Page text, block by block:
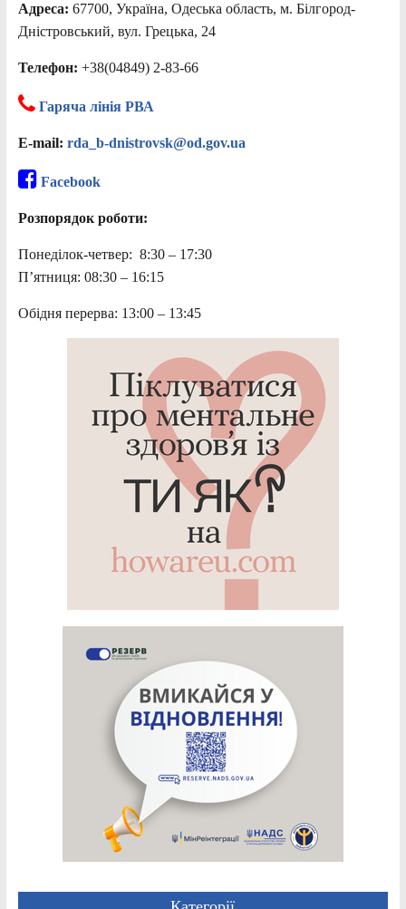
Адреса: 67700, Україна, Одеська область, м. Білгород-
Дністровський, вул. Грецька, 24
Телефон: +38(04849) 2-83-66
Гаряча лінія РВА
E-mail: rda_b-dnistrovsk@od.gov.ua
Facebook
Розпорядок роботи:
Понеділок-четвер: 8:30 – 17:30
П’ятниця: 08:30 – 16:15
Обідня перерва: 13:00 – 13:45